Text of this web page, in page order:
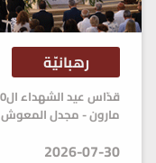
رهبانيّة
مارون - مجدل المعوش
2026-07-30